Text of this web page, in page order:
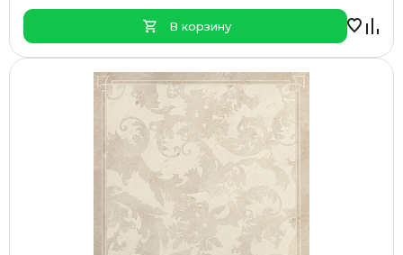
В корзину